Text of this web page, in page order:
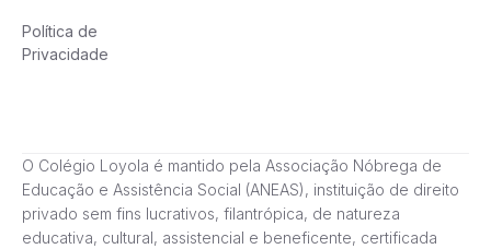
Política de
Privacidade
O Colégio Loyola é mantido pela Associação Nóbrega de
Educação e Assistência Social (ANEAS), instituição de direito
privado sem fins lucrativos, filantrópica, de natureza
educativa, cultural, assistencial e beneficente, certificada